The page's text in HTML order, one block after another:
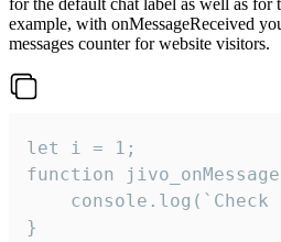
example, with onMessageReceived
messages counter for website visitors.
let i = 1;
function
}